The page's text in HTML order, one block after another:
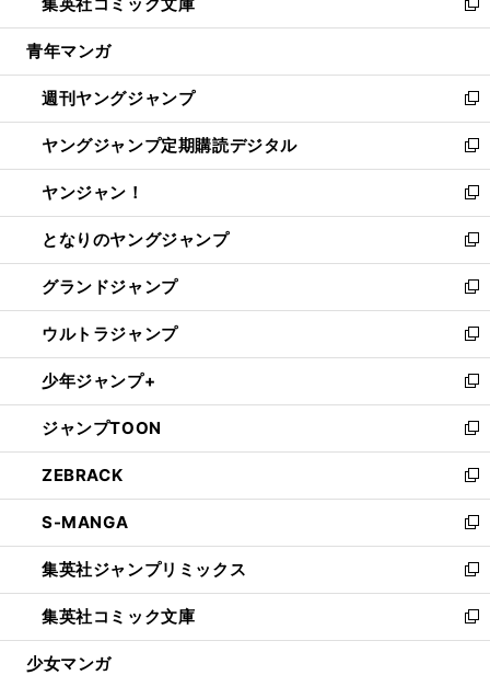
で
開
ド
ウ
開
く
ィ
ン
ウ
で
開
く
い
ウ
ン
ド
ウ
で
開
く
新
し
ウ
ィ
ン
ド
ウ
で
開
く
青年マンガ
週刊ヤングジャンプ
新
し
い
ウ
ィ
ン
ド
ウ
で
開
く
ヤングジャンプ定期購読デジタル
新
し
い
ウ
ィ
ン
ド
ウ
で
開
く
ヤンジャン！
新
し
い
ウ
ィ
ン
ド
ウ
で
開
く
となりのヤングジャンプ
新
し
い
ウ
ィ
ン
ド
ウ
で
開
く
グランドジャンプ
新
し
い
ウ
ィ
ン
ド
ウ
で
開
く
ウルトラジャンプ
新
し
い
ウ
ィ
ン
ド
ウ
で
開
く
少年ジャンプ+
新
し
い
ウ
ィ
ン
ド
ウ
で
開
く
ジャンプTOON
新
し
い
ウ
ィ
ン
ド
ウ
で
開
ZEBRACK
新
し
い
ウ
ィ
ン
ド
ウ
S-MANGA
新
し
い
ウ
ィ
ン
集英社ジャンプリミックス
新
し
い
ウ
集英社コミック文庫
新
し
少女マンガ